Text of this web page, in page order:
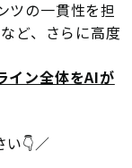
ツの一貫性を担
ど、さらに高度
イン全体をAIが
い👇／